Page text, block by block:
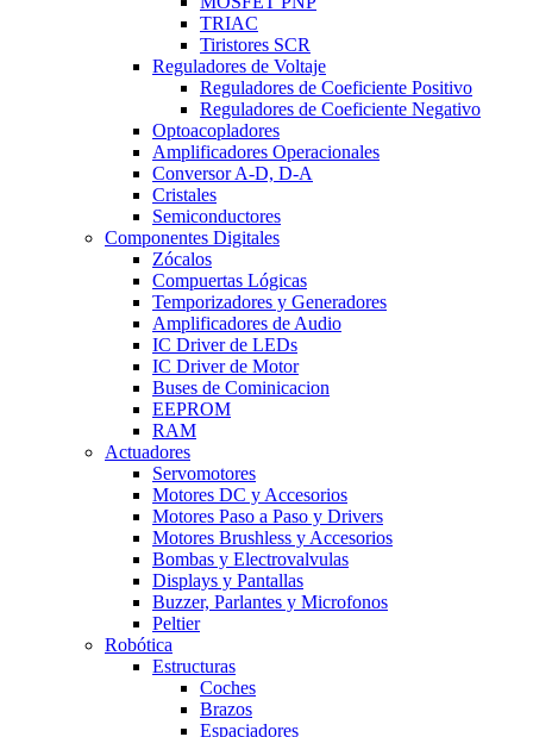
TRIAC
Tiristores SCR
Reguladores de Voltaje
Reguladores de Coeficiente Positivo
Reguladores de Coeficiente Negativo
Optoacopladores
Amplificadores Operacionales
Conversor A-D, D-A
Cristales
Semiconductores
Componentes Digitales
Zócalos
Compuertas Lógicas
Temporizadores y Generadores
Amplificadores de Audio
IC Driver de LEDs
IC Driver de Motor
Buses de Cominicacion
EEPROM
RAM
Actuadores
Servomotores
Motores DC y Accesorios
Motores Paso a Paso y Drivers
Motores Brushless y Accesorios
Bombas y Electrovalvulas
Displays y Pantallas
Buzzer, Parlantes y Microfonos
Peltier
Robótica
Estructuras
Coches
Brazos
Espaciadores